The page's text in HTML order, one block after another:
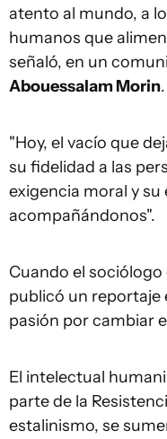
atento al mundo, a
humanos que
señaló, en un
Abouessalam Morin.
"Hoy, el vacío que
su fidelidad a las
exigencia moral y su
acompañándonos".
Cuando el
publicó un reportaje
pasión por cambiar
El intelectual
parte de la
estalinismo, se